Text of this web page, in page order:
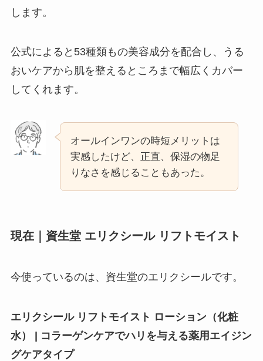
します。
公式によると53種類もの美容成分を配合し、うる
おいケアから肌を整えるところまで幅広くカバー
してくれます。
オールインワンの時短メリットは
実感したけど、正直、保湿の物足
りなさを感じることもあった。
現在｜資生堂 エリクシール リフトモイスト
今使っているのは、資生堂のエリクシールです。
エリクシール リフトモイスト ローション（化粧
水） | コラーゲンケアでハリを与える薬用エイジン
グケアタイプ